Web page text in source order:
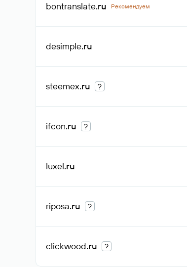
bontranslate.ru Рекомендуем
desimple.ru
steemex.ru ?
ifcon.ru ?
luxel.ru
riposa.ru ?
clickwood.ru ?